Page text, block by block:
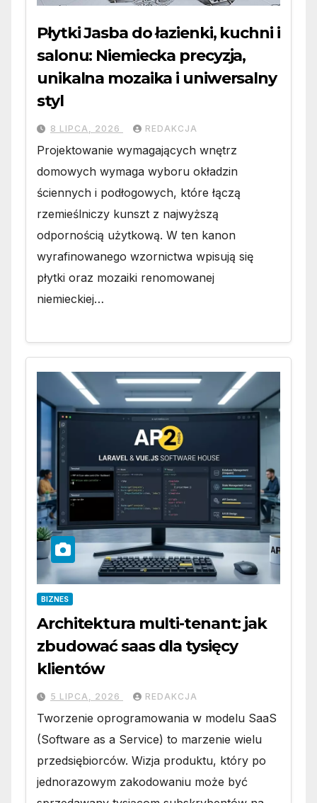
Płytki Jasba do łazienki, kuchni i
salonu: Niemiecka precyzja,
unikalna mozaika i uniwersalny
styl
8 LIPCA, 2026 REDAKCJA
Projektowanie wymagających wnętrz
domowych wymaga wyboru okładzin
ściennych i podłogowych, które łączą
rzemieślniczy kunszt z najwyższą
odpornością użytkową. W ten kanon
wyrafinowanego wzornictwa wpisują się
płytki oraz mozaiki renomowanej
niemieckiej…
BIZNES
Architektura multi-tenant: jak
zbudować saas dla tysięcy
klientów
5 LIPCA, 2026 REDAKCJA
Tworzenie oprogramowania w modelu SaaS
(Software as a Service) to marzenie wielu
przedsiębiorców. Wizja produktu, który po
jednorazowym zakodowaniu może być